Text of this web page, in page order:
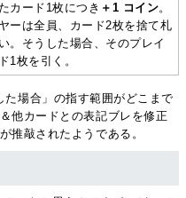
カード1枚につき ＋1 コイン。
ーは全員、カード2枚を捨て札
。そうした場合、そのプレイ
1枚を引く。
場合」の指す範囲がどこまで
他カードとの表記ブレを修正
推敲されたようである。